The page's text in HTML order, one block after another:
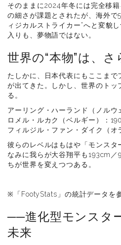
そのままに2024年冬には完全移
の細さが課題とされたが、海外で
ィジカルストライカー”へと変貌
入りも、夢物語ではない。
世界の“本物”は、
たしかに、日本代表にもここま
が出てきた。しかし、世界のトッ
る。
アーリング・ハーランド（ノルウ
ロメル・ルカク（ベルギー）：
フィルジル・ファン・ダイク（オ
彼らのレベルはもはや「モンスタ
なみに我らが大谷翔平も193cm
ちが世界を変えつつある。
※「FootyStats」の統計データを
──進化型モンスタ
未来